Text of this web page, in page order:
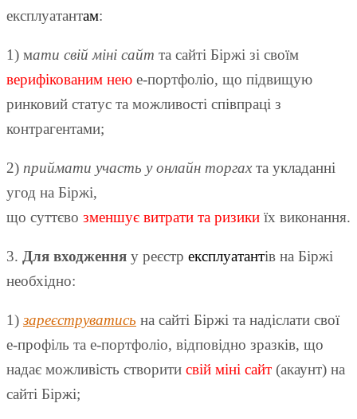
експлуатантам:
1) мати свій міні сайт та сайті Біржі зі своїм
верифікованим нею е-портфоліо, що підвищую
ринковий статус та можливості співпраці з
контрагентами;
2) приймати участь у онлайн торгахта укладанні
угод на Біржі,
що суттєво зменшує витрати та ризики їх виконання.
3. Для входження у реєстр експлуатантів на Біржі
необхідно:
1)зареєструватись на сайті Біржі та надіслати свої
е-профіль та е-портфоліо, відповідно зразків, що
надає можливість створити свій міні сайт (акаунт) на
сайті Біржі;